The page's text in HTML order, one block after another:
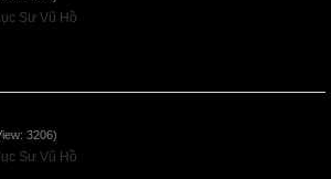
Sư Vũ Hồ
3206)
Sư Vũ Hồ